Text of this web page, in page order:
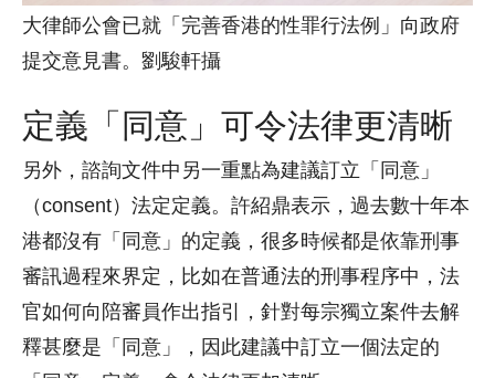
大律師公會已就「完善香港的性罪行法例」向政府
提交意見書。劉駿軒攝
定義「同意」可令法律更清晰
另外，諮詢文件中另一重點為建議訂立「同意」
（consent）法定定義。許紹鼎表示，過去數十年本
港都沒有「同意」的定義，很多時候都是依靠刑事
審訊過程來界定，比如在普通法的刑事程序中，法
官如何向陪審員作出指引，針對每宗獨立案件去解
釋甚麼是「同意」，因此建議中訂立一個法定的